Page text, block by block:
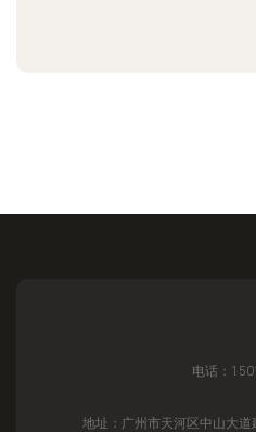
电话：
地址：广州市天河区中山大